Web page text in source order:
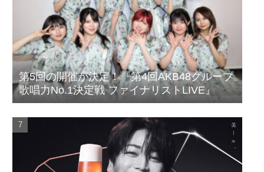
第5回の開催が決定！『第4回AKB48グループ
歌唱力No.1決定戦 ファイナリストLIVE』